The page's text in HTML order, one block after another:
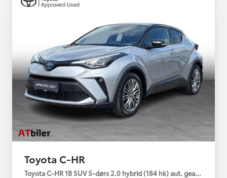
Toyota C-HR
Toyota C-HR 1B SUV 5-dørs 2.0 hybrid (184 hk) aut. gear C-HIC